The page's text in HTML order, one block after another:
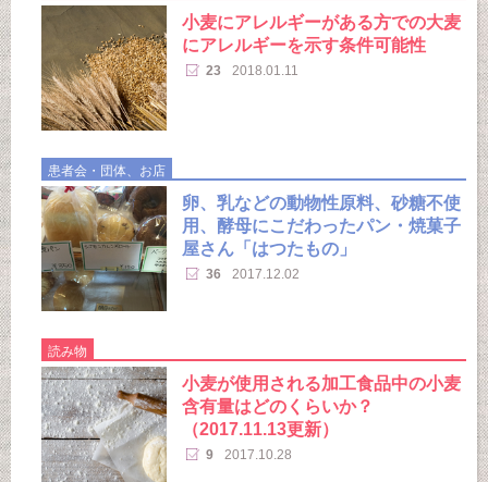
小麦にアレルギーがある方での大麦
にアレルギーを示す条件可能性
23 2018.01.11
患者会・団体、お店
卵、乳などの動物性原料、砂糖不使
用、酵母にこだわったパン・焼菓子
屋さん「はつたもの」
36 2017.12.02
読み物
小麦が使用される加工食品中の小麦
含有量はどのくらいか？
（2017.11.13更新）
9 2017.10.28